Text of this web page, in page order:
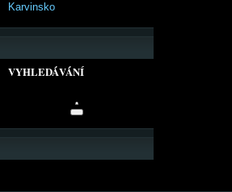
Karvinsko
VYHLEDÁVÁNÍ